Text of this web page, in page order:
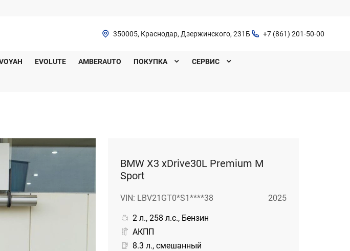
350005, Краснодар, Дзержинского, 231Б +7 (861) 201-50-00
EVOLUTE AMBERAUTO ПОКУПКА СЕРВИС
BMW X3 xDrive30L Premium M
Sport
VIN: LBV21GT0*S1****38 2025
2 л., 258 л.с., Бензин
АКПП
8.3 л., смешанный